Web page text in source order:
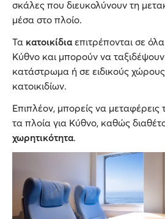
σκάλες που διευκολύνουν τη
μέσα στο πλοίο.
Τα κατοικίδιαεπιτρέπονται σε
Κύθνο και μπορούν να
κατάστρωμα ή σε ειδικούς
κατοικιδίων.
Επιπλέον, μπορείς να
τα πλοία για Κύθνο, καθώς
χωρητικότητα.